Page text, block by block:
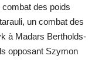
des poids
un combat des
à Madars Bertholds-
opposant Szymon